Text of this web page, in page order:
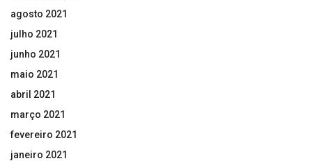
agosto 2021
julho 2021
junho 2021
maio 2021
abril 2021
março 2021
fevereiro 2021
janeiro 2021